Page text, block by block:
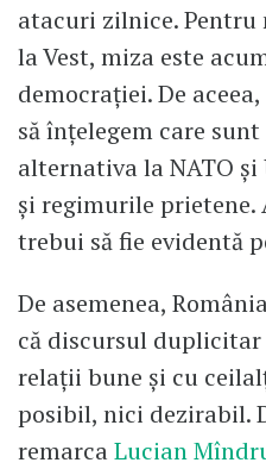
atacuri zilnice.
la Vest, miza este
democraţiei. De
să înţelegem care
alternativa la NATO
şi regimurile prietene.
trebui să fie evidentă
De asemenea,
că discursul
relaţii bune şi cu
posibil, nici dezirabil.
remarcaLucian